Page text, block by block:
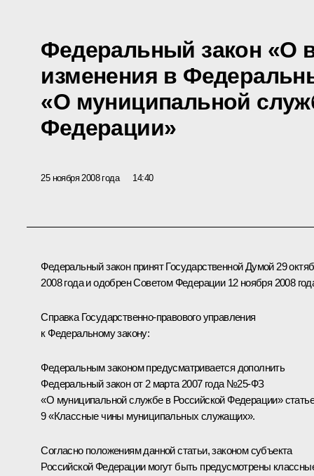
Федеральный закон «О
изменения в
«О муниципальной
Федерации»
25 ноября 2008 года 14:40
Федеральный закон принят Государственной Думой 29
2008 года и одобрен Советом Федерации 12 ноября 2008
Справка Государственно-правового управления
к Федеральному закону:
Федеральным законом предусматривается дополнить
Федеральный закон от 2 марта 2007 года №25-ФЗ
«О муниципальной службе в Российской Федерации»
9 «Классные чины муниципальных служащих».
Согласно положениям данной статьи, законом субъекта
Российской Федерации могут быть предусмотрены